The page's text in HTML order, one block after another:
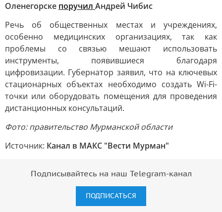
Оленегорске поручил Андрей Чибис
Речь об общественных местах и учреждениях,
особенно медицинских организациях, так как
проблемы со связью мешают использовать
инструменты, появившиеся благодаря
цифровизации. Губернатор заявил, что на ключевых
стационарных объектах необходимо создать Wi-Fi-
точки или оборудовать помещения для проведения
дистанционных консультаций.
Фото: правительство Мурманской области
Источник: Канал в МАКС "Вести Мурман"
Подписывайтесь на наш Telegram-канал
ПОДПИСАТЬСЯ